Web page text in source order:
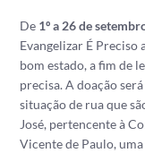
De 1º a 26 de
Evangelizar É Preciso
bom estado, a fim de
precisa. A doação
situação de rua que
José, pertencente à
Vicente de Paulo,